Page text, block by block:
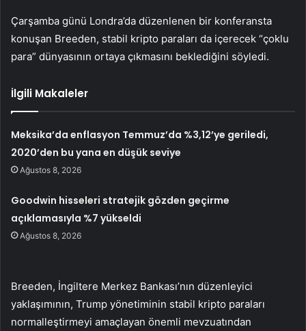
Çarşamba günü Londra’da düzenlenen bir konferansta
konuşan Breeden, stabil kripto paraları da içerecek “çoklu
para” dünyasının ortaya çıkmasını beklediğini söyledi.
İlgili Makaleler
Meksika’da enflasyon Temmuz’da %3,12’ye geriledi,
2020’den bu yana en düşük seviye
Ağustos 8, 2026
Goodwin hisseleri stratejik gözden geçirme
açıklamasıyla %7 yükseldi
Ağustos 8, 2026
Breeden, İngiltere Merkez Bankası’nın düzenleyici
yaklaşımının, Trump yönetiminin stabil kripto paraları
normalleştirmeyi amaçlayan önemli mevzuatından